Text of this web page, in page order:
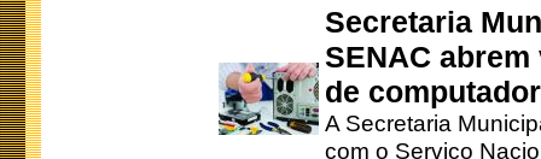
Secretaria
SENAC
de
A Secretaria
com o Serviço